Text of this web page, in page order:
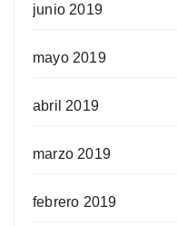
junio 2019
mayo 2019
abril 2019
marzo 2019
febrero 2019